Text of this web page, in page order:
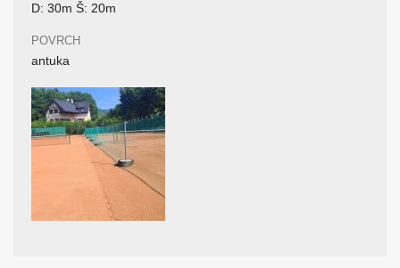
D: 30m Š: 20m
POVRCH
antuka